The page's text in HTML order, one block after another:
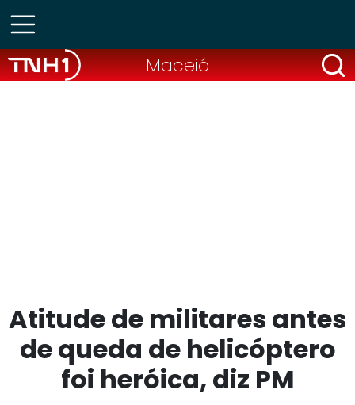
Maceió
Atitude de militares antes
de queda de helicóptero
foi heróica, diz PM